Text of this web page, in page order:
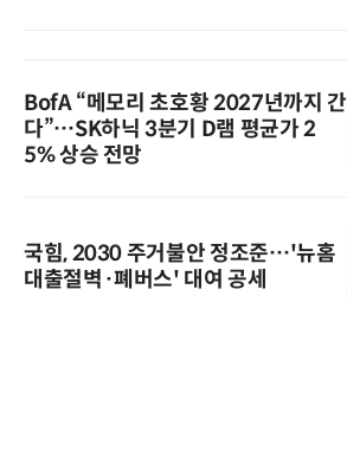
BofA “메모리 초호황 2027년까지 간
다”…SK하닉 3분기 D램 평균가 2
5% 상승 전망
국힘, 2030 주거불안 정조준…'뉴홈
대출절벽·폐버스' 대여 공세